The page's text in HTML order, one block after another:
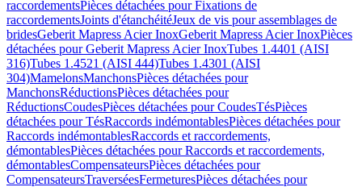
raccordementsPièces détachées pour Fixations de
raccordementsJoints d'étanchéitéJeux de vis pour assemblages de
bridesGeberit Mapress Acier InoxGeberit Mapress Acier InoxPièces
détachées pour Geberit Mapress Acier InoxTubes 1.4401 (AISI
316)Tubes 1.4521 (AISI 444)Tubes 1.4301 (AISI
304)MamelonsManchonsPièces détachées pour
ManchonsRéductionsPièces détachées pour
RéductionsCoudesPièces détachées pour CoudesTésPièces
détachées pour TésRaccords indémontablesPièces détachées pour
Raccords indémontablesRaccords et raccordements,
démontablesPièces détachées pour Raccords et raccordements,
démontablesCompensateursPièces détachées pour
CompensateursTraverséesFermeturesPièces détachées pour